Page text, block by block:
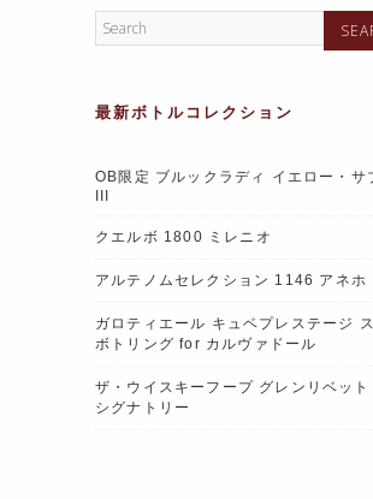
最新ボトルコレクション
OB限定 ブルックラディ イエロー・サ
クエルボ 1800 ミレニオ
アルテノムセレクション 1146 アネホ
ガロティエール キュベプレステージ
ボトリング for カルヴァドール
ザ・ウイスキーフープ グレンリベッ
シグナトリー